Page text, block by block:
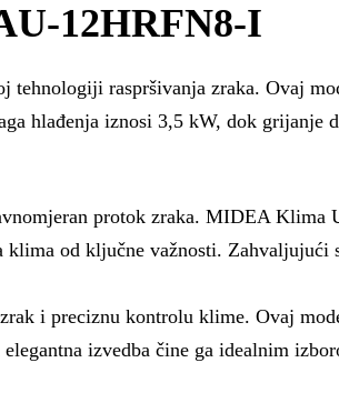
12HRFN8-I
raspršivanja zraka. Ovaj
hlađenja iznosi 3,5 kW, dok grijanje
protok zraka. MIDEA Klima
od ključne važnosti. Zahvaljujući
i preciznu kontrolu klime. Ovaj
izvedba čine ga idealnim